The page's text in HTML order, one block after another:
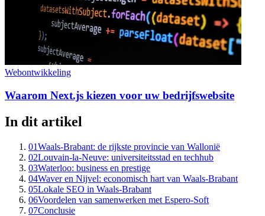
Webontwikkeling
Waarom Next.js kiezen voor uw bedrijfswebsite
In dit artikel
01Waals-Brabant: de rijkste provincie van Wallonië
02Louvain-la-Neuve: universiteitsstad en techhub
03Waterloo: business en prestige
04Waver en Nijvel: economisch hart van Waals-Brabant
05Lokale SEO in Waals-Brabant
06Voordelen van samenwerken met Espero-Soft
07Conclusie